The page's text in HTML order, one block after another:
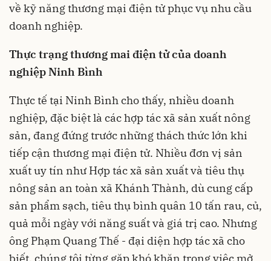
về kỹ năng thương mại điện tử phục vụ nhu cầu
doanh nghiệp.
Thực trạng thương mai điện tử của doanh
nghiệp Ninh Bình
Thực tế tại Ninh Bình cho thấy, nhiều doanh
nghiệp, đặc biệt là các hợp tác xã sản xuất nông
sản, đang đứng trước những thách thức lớn khi
tiếp cận thương mại điện tử. Nhiều đơn vị sản
xuất uy tín như Hợp tác xã sản xuất và tiêu thụ
nông sản an toàn xã Khánh Thành, dù cung cấp
sản phẩm sạch, tiêu thụ bình quân 10 tấn rau, củ,
quả mỗi ngày với năng suất và giá trị cao. Nhưng
ông Phạm Quang Thế - đại diện hợp tác xã cho
biết, chúng tôi từng gặp khó khăn trong việc mở